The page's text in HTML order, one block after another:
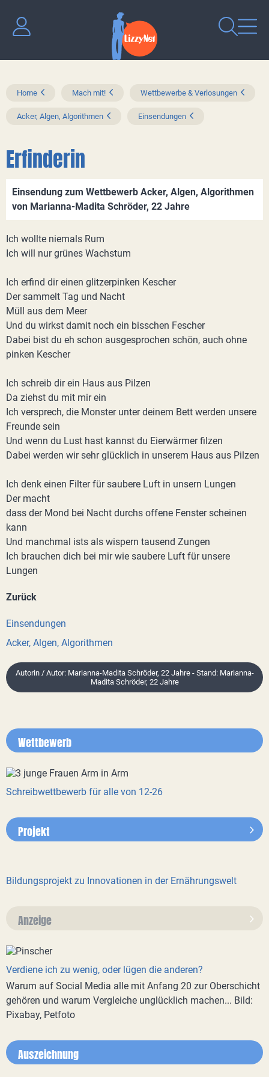
Home Mach mit! Wettbewerbe & Verlosungen
Acker, Algen, Algorithmen Einsendungen
Erfinderin
Einsendung zum Wettbewerb Acker, Algen, Algorithmen
von Marianna-Madita Schröder, 22 Jahre
Ich wollte niemals Rum
Ich will nur grünes Wachstum
Ich erfind dir einen glitzerpinken Kescher
Der sammelt Tag und Nacht
Müll aus dem Meer
Und du wirkst damit noch ein bisschen Fescher
Dabei bist du eh schon ausgesprochen schön, auch ohne
pinken Kescher
Ich schreib dir ein Haus aus Pilzen
Da ziehst du mit mir ein
Ich versprech, die Monster unter deinem Bett werden unsere
Freunde sein
Und wenn du Lust hast kannst du Eierwärmer filzen
Dabei werden wir sehr glücklich in unserem Haus aus Pilzen
Ich denk einen Filter für saubere Luft in unsern Lungen
Der macht
dass der Mond bei Nacht durchs offene Fenster scheinen
kann
Und manchmal ists als wispern tausend Zungen
Ich brauchen dich bei mir wie saubere Luft für unsere
Lungen
Zurück
Einsendungen
Acker, Algen, Algorithmen
Autorin / Autor: Marianna-Madita Schröder, 22 Jahre - Stand: Marianna-
Madita Schröder, 22 Jahre
Wettbewerb
Schreibwettbewerb für alle von 12-26
Projekt
Bildungsprojekt zu Innovationen in der Ernährungswelt
Anzeige
Verdiene ich zu wenig, oder lügen die anderen?
Warum auf Social Media alle mit Anfang 20 zur Oberschicht
gehören und warum Vergleiche unglücklich machen... Bild:
Pixabay, Petfoto
Auszeichnung